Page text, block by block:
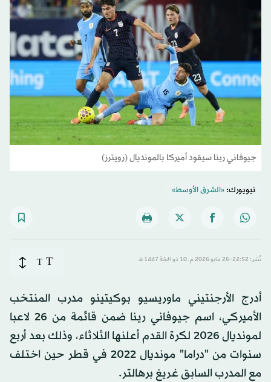
جيوفاني رينا سيقود أميركا بالمونديال (رويترز)
نيويورك:«الشرق الأوسط»
نُشر: 22:52-26 مايو 2026 م ـ 10 ذو الحِجّة 1447 هـ T
T
أدرج الأرجنتيني ماوريسيو بوكيتينو مدرب المنتخب
الأميركي، اسم جيوفاني رينا ضمن قائمة من 26 لاعبا
لمونديال 2026 لكرة القدم أعلنها الثلاثاء، وذلك بعد أربع
سنوات من "دراما" مونديال 2022 في قطر حين اختلف
مع المدرب السابق غريغ برهالتر.